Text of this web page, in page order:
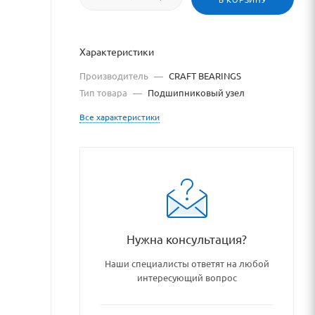
Характеристики
Производитель — CRAFT BEARINGS
Тип товара — Подшипниковый узел
Все характеристики
Нужна консультация?
Наши специалисты ответят на любой
интересующий вопрос